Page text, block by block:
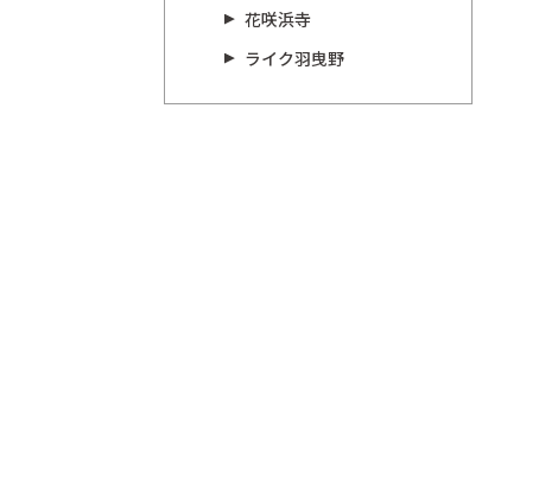
花咲浜寺
ライク羽曳野